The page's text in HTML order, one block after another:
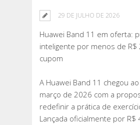
29 DE JULHO DE 2026
Huawei Band 11 em oferta:
inteligente por menos de R$
cupom
A Huawei Band 11 chegou
março de 2026 com a
redefinir a prática de
Lançada oficialmente por R$